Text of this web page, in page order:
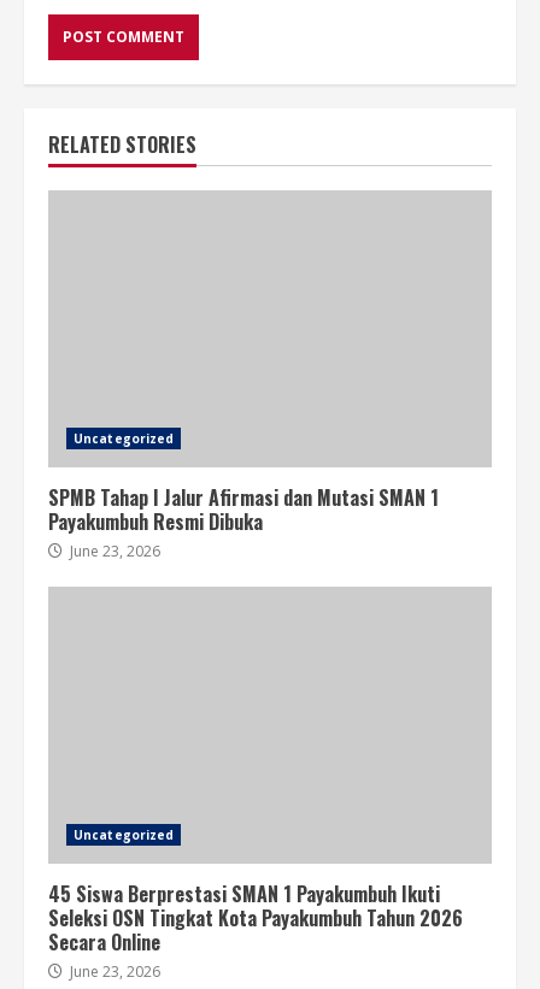
RELATED STORIES
Uncategorized
SPMB Tahap I Jalur Afirmasi dan Mutasi SMAN 1
Payakumbuh Resmi Dibuka
June 23, 2026
Uncategorized
45 Siswa Berprestasi SMAN 1 Payakumbuh Ikuti
Seleksi OSN Tingkat Kota Payakumbuh Tahun 2026
Secara Online
June 23, 2026